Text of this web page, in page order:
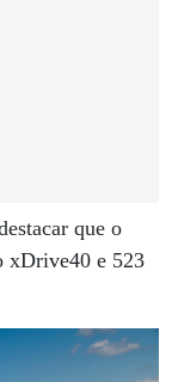
que o
xDrive40 e 523